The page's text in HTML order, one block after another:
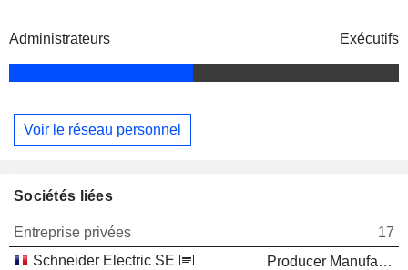
Administrateurs Exécutifs
Voir le réseau personnel
Sociétés liées
Entreprise privées
17
Schneider Electric SE
Producer Manufacturing